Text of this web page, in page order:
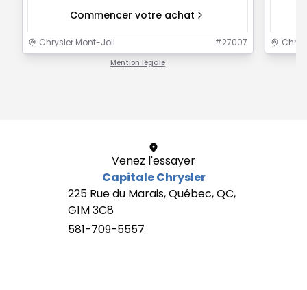
Commencer votre achat
Chrysler Mont-Joli #27007
Mention légale
Venez l'essayer
Capitale Chrysler
225 Rue du Marais, Québec, QC,
G1M 3C8
581-709-5557